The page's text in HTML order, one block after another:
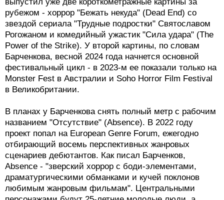
режиссер сделал короткометражный фильм - клип
Waltz для грузинской группы Mgzavrebi. В январе
2024 года Кватания поделился в телеграм-канале
кадрами со съемок второго полнометражного
фильма. О чем этот проект и кто в нем снимается,
неизвестно: детали Кватания обещал рассказать
позднее.
Дима Барченков
Молодой режиссер и экс-кинокритик Дима Барченков
(для иностранцев Dima Barch) уехал из России и
выпустил уже две короткометражные картины за
рубежом - хоррор "Бежать некуда" (Dead End) со
звездой сериала "Трудные подростки" Святославом
Рогожаном и комедийный ужастик "Сила удара" (The
Power of the Strike). У второй картины, по словам
Барченкова, весной 2024 года начнется основной
фестивальный цикл - в 2023-м ее показали только на